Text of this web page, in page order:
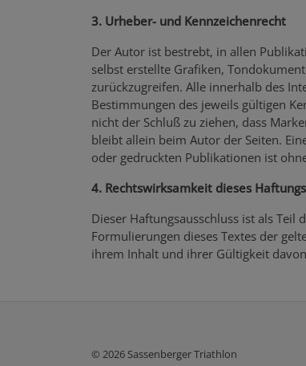
3. Urheber- und Kennzeichenrecht
Der Autor ist bestrebt, in allen
selbst erstellte Grafiken,
zurückzugreifen. Alle innerhalb des
Bestimmungen des jeweils gültigen
nicht der Schluß zu ziehen, dass
bleibt allein beim Autor der Seiten.
oder gedruckten Publikationen ist
4. Rechtswirksamkeit dieses
Dieser Haftungsausschluss ist als Teil
Formulierungen dieses Textes der
ihrem Inhalt und ihrer Gültigkeit
© 2026 Sassenberger Triathlon